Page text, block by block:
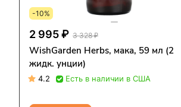
-10%
2 995 ₽ 3 328 ₽
WishGarden Herbs, мака, 59 мл (2
жидк. унции)
4.2 Есть в наличии в США